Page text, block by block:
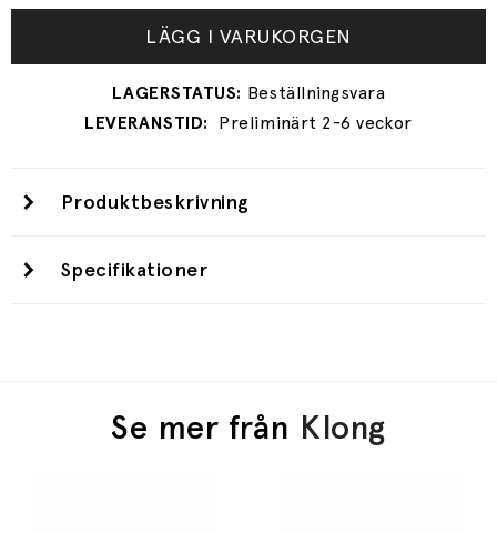
LÄGG I VARUKORGEN
Preliminärt 2-6 veckor
Produktbeskrivning
Specifikationer
Se mer från Klong